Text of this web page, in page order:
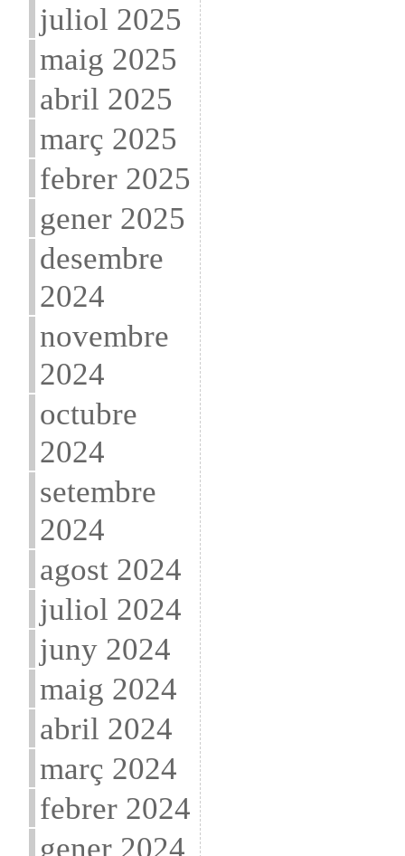
juliol 2025
maig 2025
abril 2025
març 2025
febrer 2025
gener 2025
desembre
2024
novembre
2024
octubre
2024
setembre
2024
agost 2024
juliol 2024
juny 2024
maig 2024
abril 2024
març 2024
febrer 2024
gener 2024